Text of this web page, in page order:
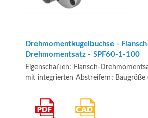
Drehmomentkugelbuchse -
Drehmomentsatz - SPF60-1-100
Eigenschaften: Flansch-
mit integrierten Abstreifern; Baugröße